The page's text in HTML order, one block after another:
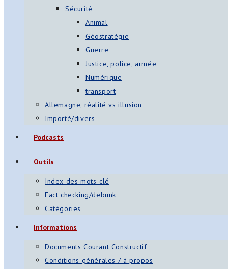
Sécurité
Animal
Géostratégie
Guerre
Justice, police, armée
Numérique
transport
Allemagne, réalité vs illusion
Importé/divers
Podcasts
Outils
Index des mots-clé
Fact checking/debunk
Catégories
Informations
Documents Courant Constructif
Conditions générales / à propos